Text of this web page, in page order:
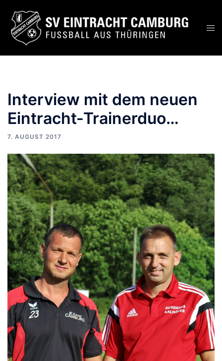
Inhalt
springen
Interview mit dem neuen
Eintracht-Trainerduo…
7. AUGUST 2017